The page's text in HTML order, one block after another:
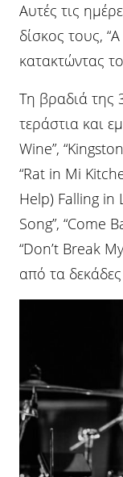
Αυτές τις
δίσκος τους,
κατακτώντας
Τη βραδιά
τεράστια και
Wine”,
“Rat in Mi
Help) Falling in
Song”, “Come
“Don’t Break
από τα